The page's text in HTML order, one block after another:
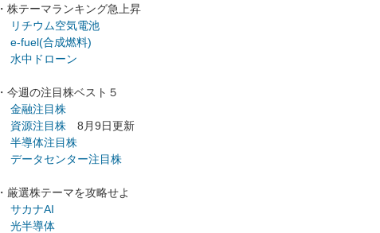
・株テーマランキング急上昇
リチウム空気電池
e-fuel(合成燃料)
水中ドローン
・今週の注目株ベスト５
金融注目株
資源注目株 8月9日更新
半導体注目株
データセンター注目株
・厳選株テーマを攻略せよ
サカナAI
光半導体